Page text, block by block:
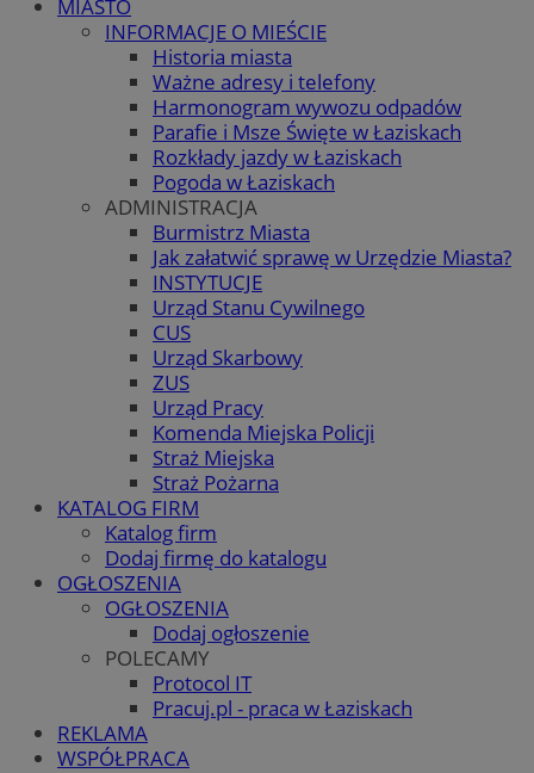
MIASTO
INFORMACJE O MIEŚCIE
Historia miasta
Ważne adresy i telefony
Harmonogram wywozu odpadów
Parafie i Msze Święte w Łaziskach
Rozkłady jazdy w Łaziskach
Pogoda w Łaziskach
ADMINISTRACJA
Burmistrz Miasta
Jak załatwić sprawę w Urzędzie Miasta?
INSTYTUCJE
Urząd Stanu Cywilnego
CUS
Urząd Skarbowy
ZUS
Urząd Pracy
Komenda Miejska Policji
Straż Miejska
Straż Pożarna
KATALOG FIRM
Katalog firm
Dodaj firmę do katalogu
OGŁOSZENIA
OGŁOSZENIA
Dodaj ogłoszenie
POLECAMY
Protocol IT
Pracuj.pl - praca w Łaziskach
REKLAMA
WSPÓŁPRACA